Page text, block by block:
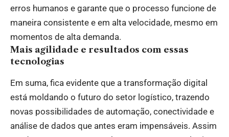
erros humanos e garante que o processo funcione de
maneira consistente e em alta velocidade, mesmo em
momentos de alta demanda.
Mais agilidade e resultados com essas
tecnologias
Em suma, fica evidente que a transformação digital
está moldando o futuro do setor logístico, trazendo
novas possibilidades de automação, conectividade e
análise de dados que antes eram impensáveis. Assim